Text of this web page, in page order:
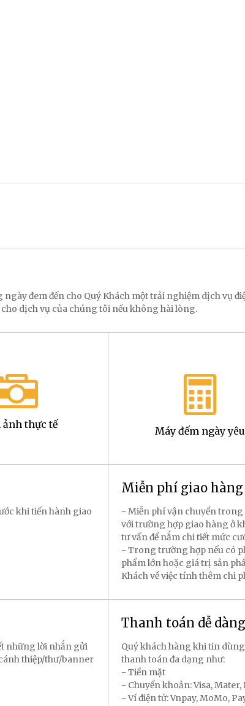
đem đến cho Quý Khách một trải nghiệm dịch vụ
cho dịch vụ của chúng tôi nếu không hài lòng.
thực tế
Máy đếm ngày yêu
khi tiến hành giao
Miễn phí giao hàng
- Miễn phí vận chuyển
với trường hợp giao hàng ở
tư vấn để nắm chi tiết mức
- Trong trường hợp nếu có
phẩm lớn hoặc giá trị sản
Khách về việc tính thêm chi
những lời nhắn gửi
thiệp/thư/banner
Thanh toán dễ dàng
Quý khách hàng khi tin
thanh toán đa dạng như:
- Tiền mặt
- Chuyển khoản: Visa, Mater,
- Ví điện tử: Vnpay, MoMo,